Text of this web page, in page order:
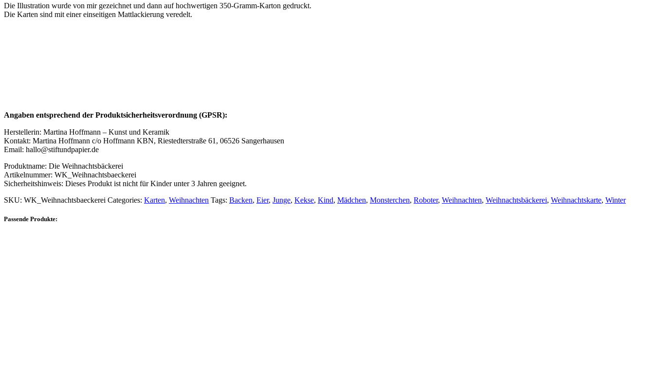
Die Illustration wurde von mir gezeichnet und dann auf hochwertigen 350-Gramm-Karton gedruckt.
Die Karten sind mit einer einseitigen Mattlackierung veredelt.
Angaben entsprechend der Produktsicherheitsverordnung (GPSR):
Herstellerin: Martina Hoffmann – Kunst und Keramik
Kontakt: Martina Hoffmann c/o Hoffmann KBN, Riestedterstraße 61, 06526 Sangerhausen
Email: hallo@stiftundpapier.de
Produktname: Die Weihnachtsbäckerei
Artikelnummer: WK_Weihnachtsbaeckerei
Sicherheitshinweis: Dieses Produkt ist nicht für Kinder unter 3 Jahren geeignet.
SKU: WK_Weihnachtsbaeckerei Categories: Karten, Weihnachten Tags: Backen, Eier, Junge, Kekse, Kind, Mädchen, Monsterchen, Roboter, Weihnachten, Weihnachtsbäckerei, Weihnachtskarte, Winter
Passende Produkte: